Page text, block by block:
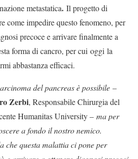
metastatica. Il progetto di
come impedire questo fenomeno, per
precoce e arrivare finalmente a
forma di cancro, per cui oggi la
abbastanza efficaci.
del pancreas è possibile –
Zerbi, Responsabile Chirurgia del
Humanitas University – ma per
a fondo il nostro nemico.
che questa malattia ci pone per